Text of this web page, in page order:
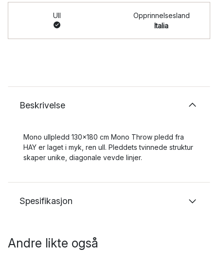
Ull
Opprinnelsesland
Italia
Beskrivelse
Mono ullpledd 130x180 cm Mono Throw pledd fra
HAY er laget i myk, ren ull. Pleddets tvinnede struktur
skaper unike, diagonale vevde linjer.
Spesifikasjon
Andre likte også